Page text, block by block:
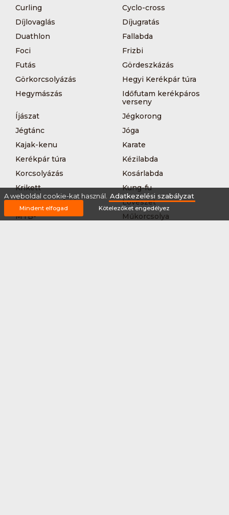
Curling
Cyclo-cross
Díjlovaglás
Díjugratás
Duathlon
Fallabda
Foci
Frizbi
Futás
Gördeszkázás
Görkorcsolyázás
Hegyi Kerékpár túra
Hegymászás
Időfutam kerékpáros
verseny
Íjászat
Jégkorong
Jégtánc
Jóga
Kajak-kenu
Karate
Kerékpár túra
Kézilabda
Korcsolyázás
Kosárlabda
Krikett
Kung-fu
Kutyás terepfutás
Lövészet
MTB-
Műkorcsolya
A weboldal cookie-kat használ. Adatkezelési szabályzat
Mindent elfogad Kötelezőket engedélyez